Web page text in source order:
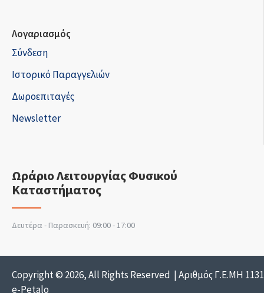
Λογαριασμός
Σύνδεση
Ιστορικό Παραγγελιών
Δωροεπιταγές
Newsletter
Ωράριο Λειτουργίας Φυσικού
Καταστήματος
Δευτέρα - Παρασκευή: 09:00 - 17:00
Copyright © 2026, All Rights Reserved | Αριθμός Γ.Ε.ΜΗ
e-Petalo